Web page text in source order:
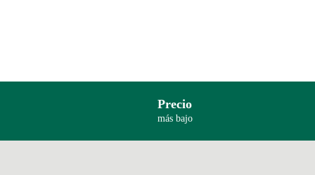
Precio
más bajo